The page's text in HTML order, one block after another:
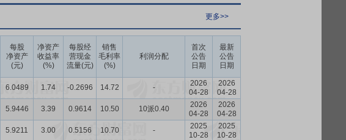
更多>>
每股
净资产
(元)
净资产
收益率
(%)
每股经
营现金
流量(元)
销售
毛利率
(%)
利润分配
首次
公告
日期
最新
公告
日期
6.0489 1.74 -0.2696 14.72 -
2026
04-28
2026
04-28
5.9446 3.39 0.9614 10.50 10派0.40
2026
04-28
2026
04-28
5.9211 3.00 0.5156 10.70 -
2025
10-28
2025
10-28